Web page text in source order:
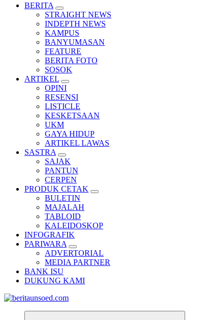
BERITA
STRAIGHT NEWS
INDEPTH NEWS
KAMPUS
BANYUMASAN
FEATURE
BERITA FOTO
SOSOK
ARTIKEL
OPINI
RESENSI
LISTICLE
KESKETSAAN
UKM
GAYA HIDUP
ARTIKEL LAWAS
SASTRA
SAJAK
PANTUN
CERPEN
PRODUK CETAK
BULETIN
MAJALAH
TABLOID
KALEIDOSKOP
INFOGRAFIK
PARIWARA
ADVERTORIAL
MEDIA PARTNER
BANK ISU
DUKUNG KAMI
Pemandu Wawasan Almamater